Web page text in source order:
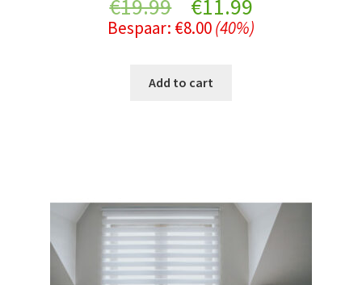
€19.99
price
was:
€11.99
price
Bespaar: €8.00(40%)
Add to cart